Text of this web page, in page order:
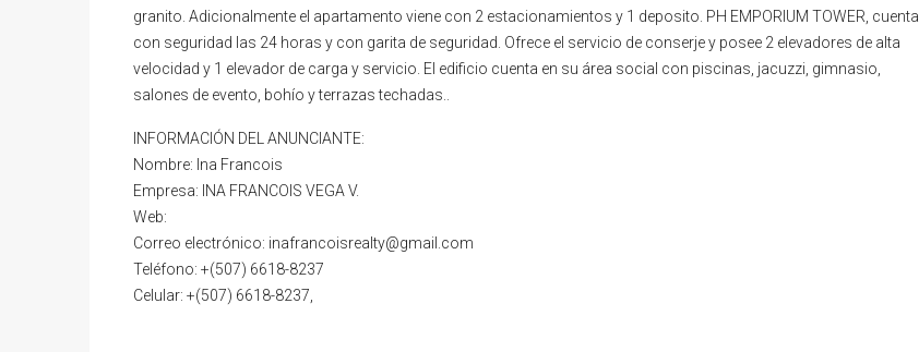
granito. Adicionalmente el apartamento viene con 2 estacionamientos y 1 deposito. PH EMPORIUM TOWER, cuenta
con seguridad las 24 horas y con garita de seguridad. Ofrece el servicio de conserje y posee 2 elevadores de alta
velocidad y 1 elevador de carga y servicio. El edificio cuenta en su área social con piscinas, jacuzzi, gimnasio,
salones de evento, bohío y terrazas techadas..
INFORMACIÓN DEL ANUNCIANTE:
Nombre: Ina Francois
Empresa: INA FRANCOIS VEGA V.
Web:
Correo electrónico: inafrancoisrealty@gmail.com
Teléfono: +(507) 6618-8237
Celular: +(507) 6618-8237,